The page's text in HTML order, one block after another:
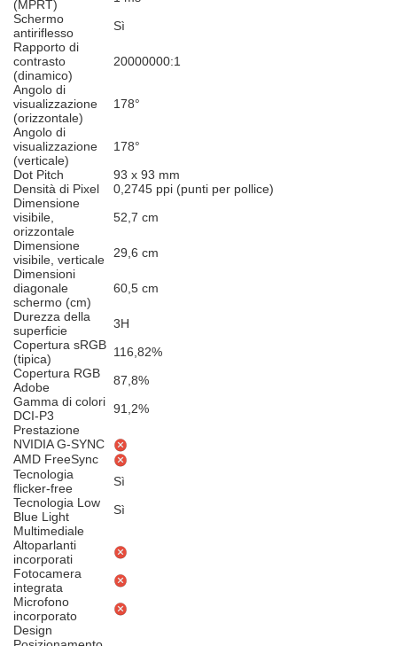
(MPRT)
Schermo
antiriflesso
Sì
Rapporto di
contrasto
(dinamico)
20000000:1
Angolo di
visualizzazione
(orizzontale)
178°
Angolo di
visualizzazione
(verticale)
178°
Dot Pitch
93 x 93 mm
Densità di Pixel
0,2745 ppi (punti per pollice)
Dimensione
visibile,
orizzontale
52,7 cm
Dimensione
visibile, verticale
29,6 cm
Dimensioni
diagonale
schermo (cm)
60,5 cm
Durezza della
superficie
3H
Copertura sRGB
(tipica)
116,82%
Copertura RGB
Adobe
87,8%
Gamma di colori
DCI-P3
91,2%
Prestazione
NVIDIA G-SYNC
AMD FreeSync
Tecnologia
flicker-free
Sì
Tecnologia Low
Blue Light
Sì
Multimediale
Altoparlanti
incorporati
Fotocamera
integrata
Microfono
incorporato
Design